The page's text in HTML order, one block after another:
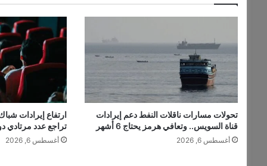
تحولات مسارات ناقلات النفط دعم إيرادات
قناة السويس.. وتعافي هرمز يحتاج 6 أشهر
أغسطس 6, 2026
ارتفاع إيرادات
تراجع عدد مرتادي
أغسطس 6, 2026